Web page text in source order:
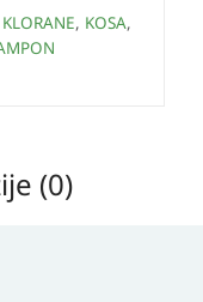
KLORANE, KOSA,
(0)